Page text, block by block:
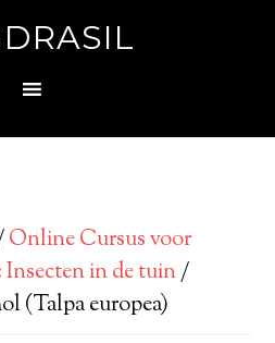
Online Cursus voor
Insecten in de tuin/
(Talpa europea)